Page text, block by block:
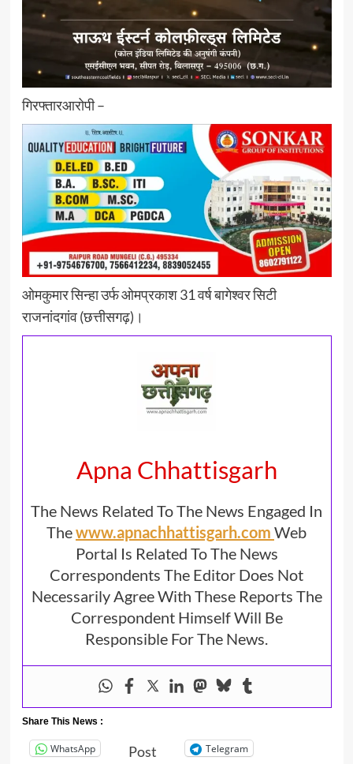
गिरफ्तारआरोपी –
ओमकुमार सिन्हा उर्फ ओमप्रकाश 31 वर्ष बागेश्वर सिटी
राजनांदगांव (छत्तीसगढ़)।
Apna Chhattisgarh
The News Related To The News Engaged In
Thewww.apnachhattisgarh.com Web
Portal Is Related To The News
Correspondents The Editor Does Not
Necessarily Agree With These Reports The
Correspondent Himself Will Be
Responsible For The News.
Share This News :
WhatsApp Post Telegram